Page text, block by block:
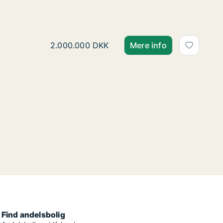
Henrik søger andelsbolig i Assens eller
2.000.000 DKK Henrik søger
Mere info
Find andelsbolig